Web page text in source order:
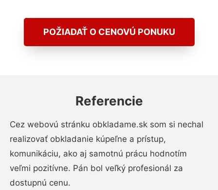
POŽIADAŤ O CENOVÚ PONUKU
Referencie
Cez webovú stránku obkladame.sk som si nechal
realizovať obkladanie kúpeľne a prístup,
komunikáciu, ako aj samotnú prácu hodnotím
veľmi pozitívne. Pán bol veľký profesionál za
dostupnú cenu.